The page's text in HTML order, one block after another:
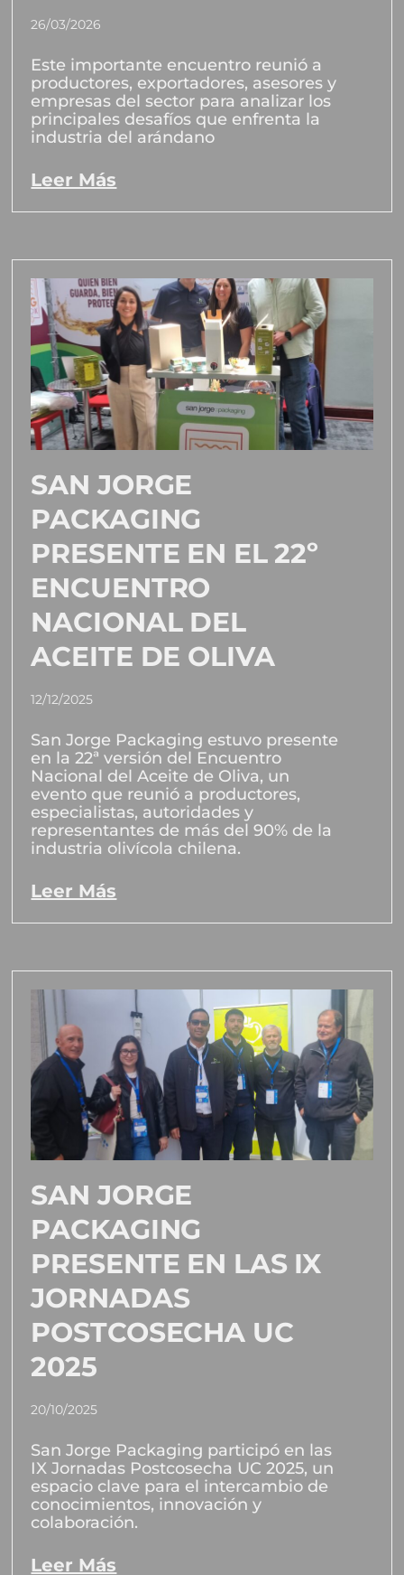
26/03/2026
Este importante encuentro reunió a
productores, exportadores, asesores y
empresas del sector para analizar los
principales desafíos que enfrenta la
industria del arándano
Leer Más
SAN JORGE
PACKAGING
PRESENTE EN EL 22º
ENCUENTRO
NACIONAL DEL
ACEITE DE OLIVA
12/12/2025
San Jorge Packaging estuvo presente
en la 22ª versión del Encuentro
Nacional del Aceite de Oliva, un
evento que reunió a productores,
especialistas, autoridades y
representantes de más del 90% de la
industria olivícola chilena.
Leer Más
SAN JORGE
PACKAGING
PRESENTE EN LAS IX
JORNADAS
POSTCOSECHA UC
2025
20/10/2025
San Jorge Packaging participó en las
IX Jornadas Postcosecha UC 2025, un
espacio clave para el intercambio de
conocimientos, innovación y
colaboración.
Leer Más